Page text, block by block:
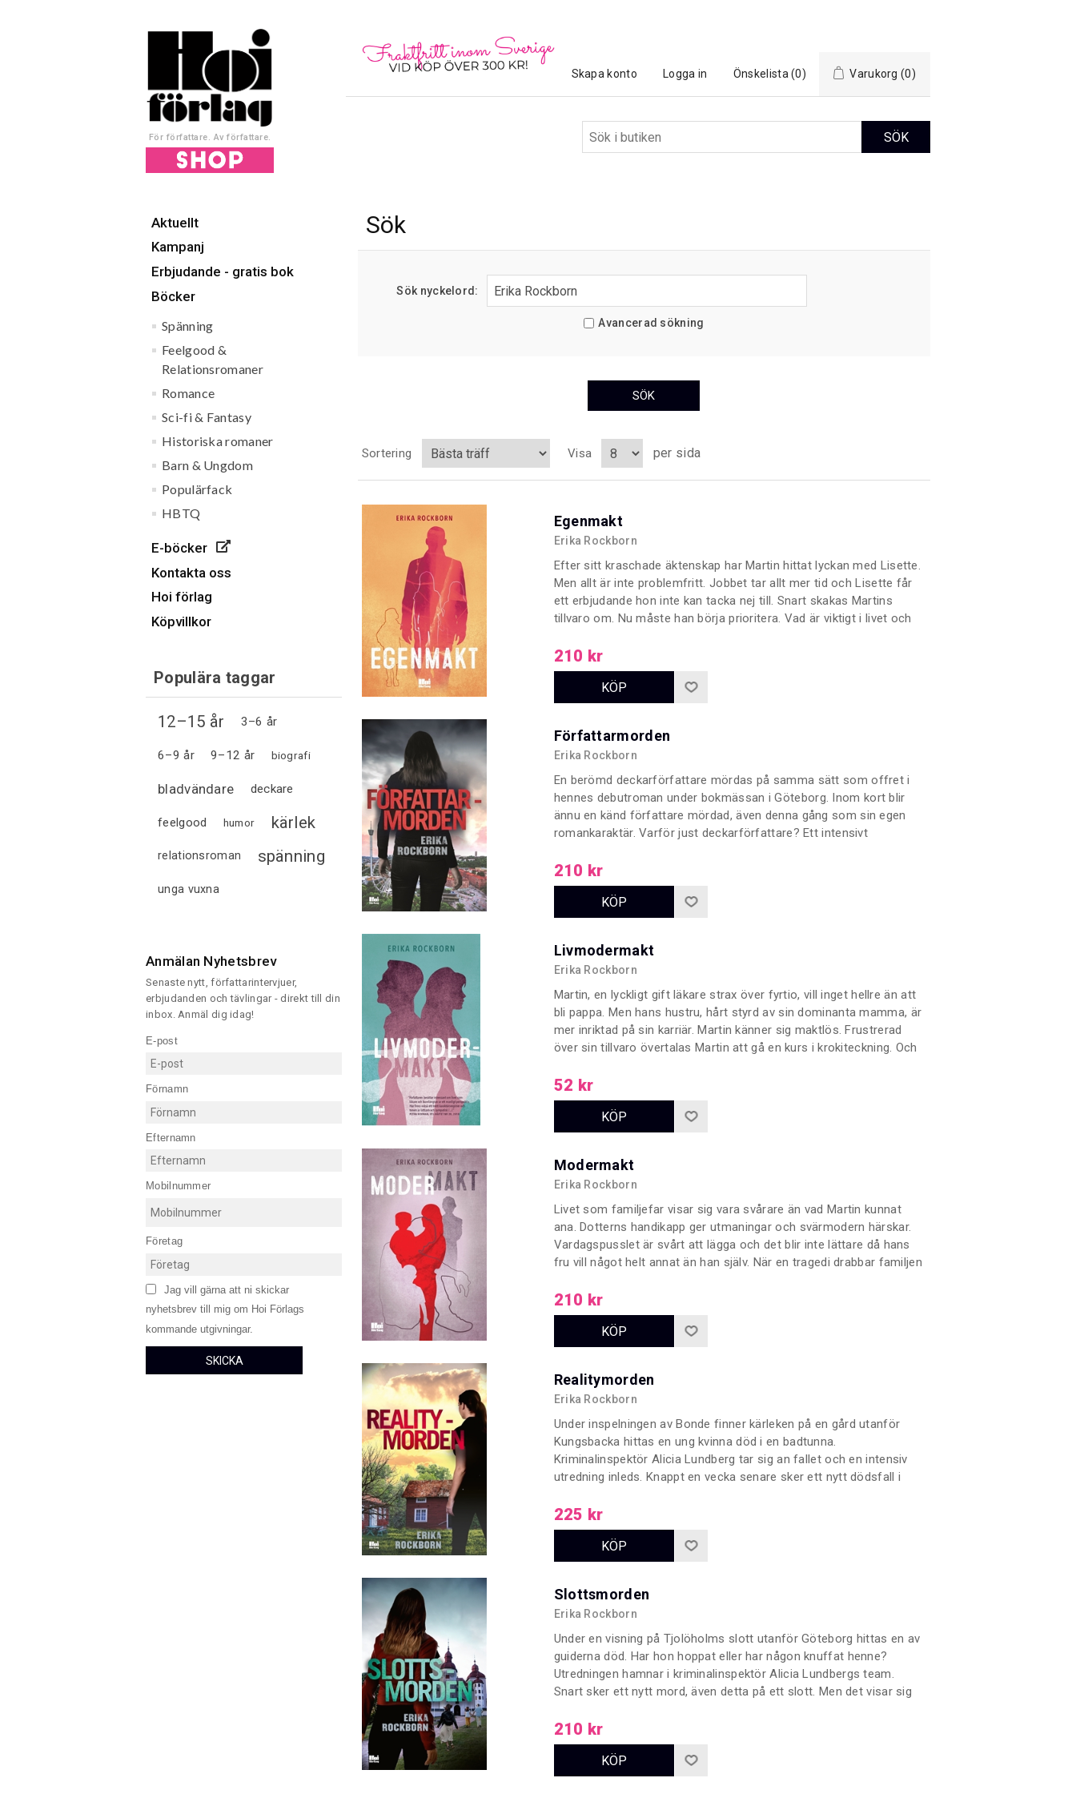
För författare. Av författare.
Skapa konto Logga in Önskelista (0) Varukorg (0)
Aktuellt
Kampanj
Erbjudande - gratis bok
Böcker
Spänning
Feelgood &
Relationsromaner
Romance
Sci-fi & Fantasy
Historiska romaner
Barn & Ungdom
Populärfack
HBTQ
E-böcker
Kontakta oss
Hoi förlag
Köpvillkor
Populära taggar
12–15 år 3–6 år
6–9 år 9–12 år biografi
bladvändare deckare
feelgood humor kärlek
relationsroman spänning
unga vuxna
Anmälan Nyhetsbrev
Senaste nytt, författarintervjuer,
erbjudanden och tävlingar - direkt till din
inbox. Anmäl dig idag!
E-post
Förnamn
Efternamn
Mobilnummer
Företag
Jag vill gärna att ni skickar
nyhetsbrev till mig om Hoi Förlags
kommande utgivningar.
SKICKA
Sök
Sök nyckelord:
Avancerad sökning
Sortering Visa per sida
Egenmakt
Erika Rockborn
Efter sitt kraschade äktenskap har Martin hittat lyckan med Lisette.
Men allt är inte problemfritt. Jobbet tar allt mer tid och Lisette får
ett erbjudande hon inte kan tacka nej till. Snart skakas Martins
tillvaro om. Nu måste han börja prioritera. Vad är viktigt i livet och
fristående uppföljaren till Livmodermakt och Modermakt.
210 kr
Författarmorden
Erika Rockborn
En berömd deckarförfattare mördas på samma sätt som offret i
hennes debutroman under bokmässan i Göteborg. Inom kort blir
ännu en känd författare mördad, även denna gång som sin egen
romankaraktär. Varför just deckarförfattare? Ett intensivt
mördaren inleds. Första boken i en tänkt serie om
kriminalinspektören Alicia Lundberg.
210 kr
Livmodermakt
Erika Rockborn
Martin, en lyckligt gift läkare strax över fyrtio, vill inget hellre än att
bli pappa. Men hans hustru, hårt styrd av sin dominanta mamma, är
mer inriktad på sin karriär. Martin känner sig maktlös. Frustrerad
över sin tillvaro övertalas Martin att gå en kurs i krokiteckning. Och
nedvänd. Om barnlängtan ur ett manligt perspektiv.
52 kr
Modermakt
Erika Rockborn
Livet som familjefar visar sig vara svårare än vad Martin kunnat
ana. Dotterns handikapp ger utmaningar och svärmodern härskar.
Vardagspusslet är svårt att lägga och det blir inte lättare då hans
fru vill något helt annat än han själv. När en tragedi drabbar familjen
Modermakt ger en stark inblick i en mans perspektiv på
moderskapet.
210 kr
Realitymorden
Erika Rockborn
Under inspelningen av Bonde finner kärleken på en gård utanför
Kungsbacka hittas en ung kvinna död i en badtunna.
Kriminalinspektör Alicia Lundberg tar sig an fallet och en intensiv
utredning inleds. Knappt en vecka senare sker ett nytt dödsfall i
och Jacob. Hon börjar längta efter egna barn men familjelivet känns
alltmer avlägset.
225 kr
Slottsmorden
Erika Rockborn
Under en visning på Tjolöholms slott utanför Göteborg hittas en av
guiderna död. Har hon hoppat eller har någon knuffat henne?
Utredningen hamnar i kriminalinspektör Alicia Lundbergs team.
Snart sker ett nytt mord, även detta på ett slott. Men det visar sig
halsen? Slottsmorden är den fristående uppföljaren till
Författarmorden.
210 kr